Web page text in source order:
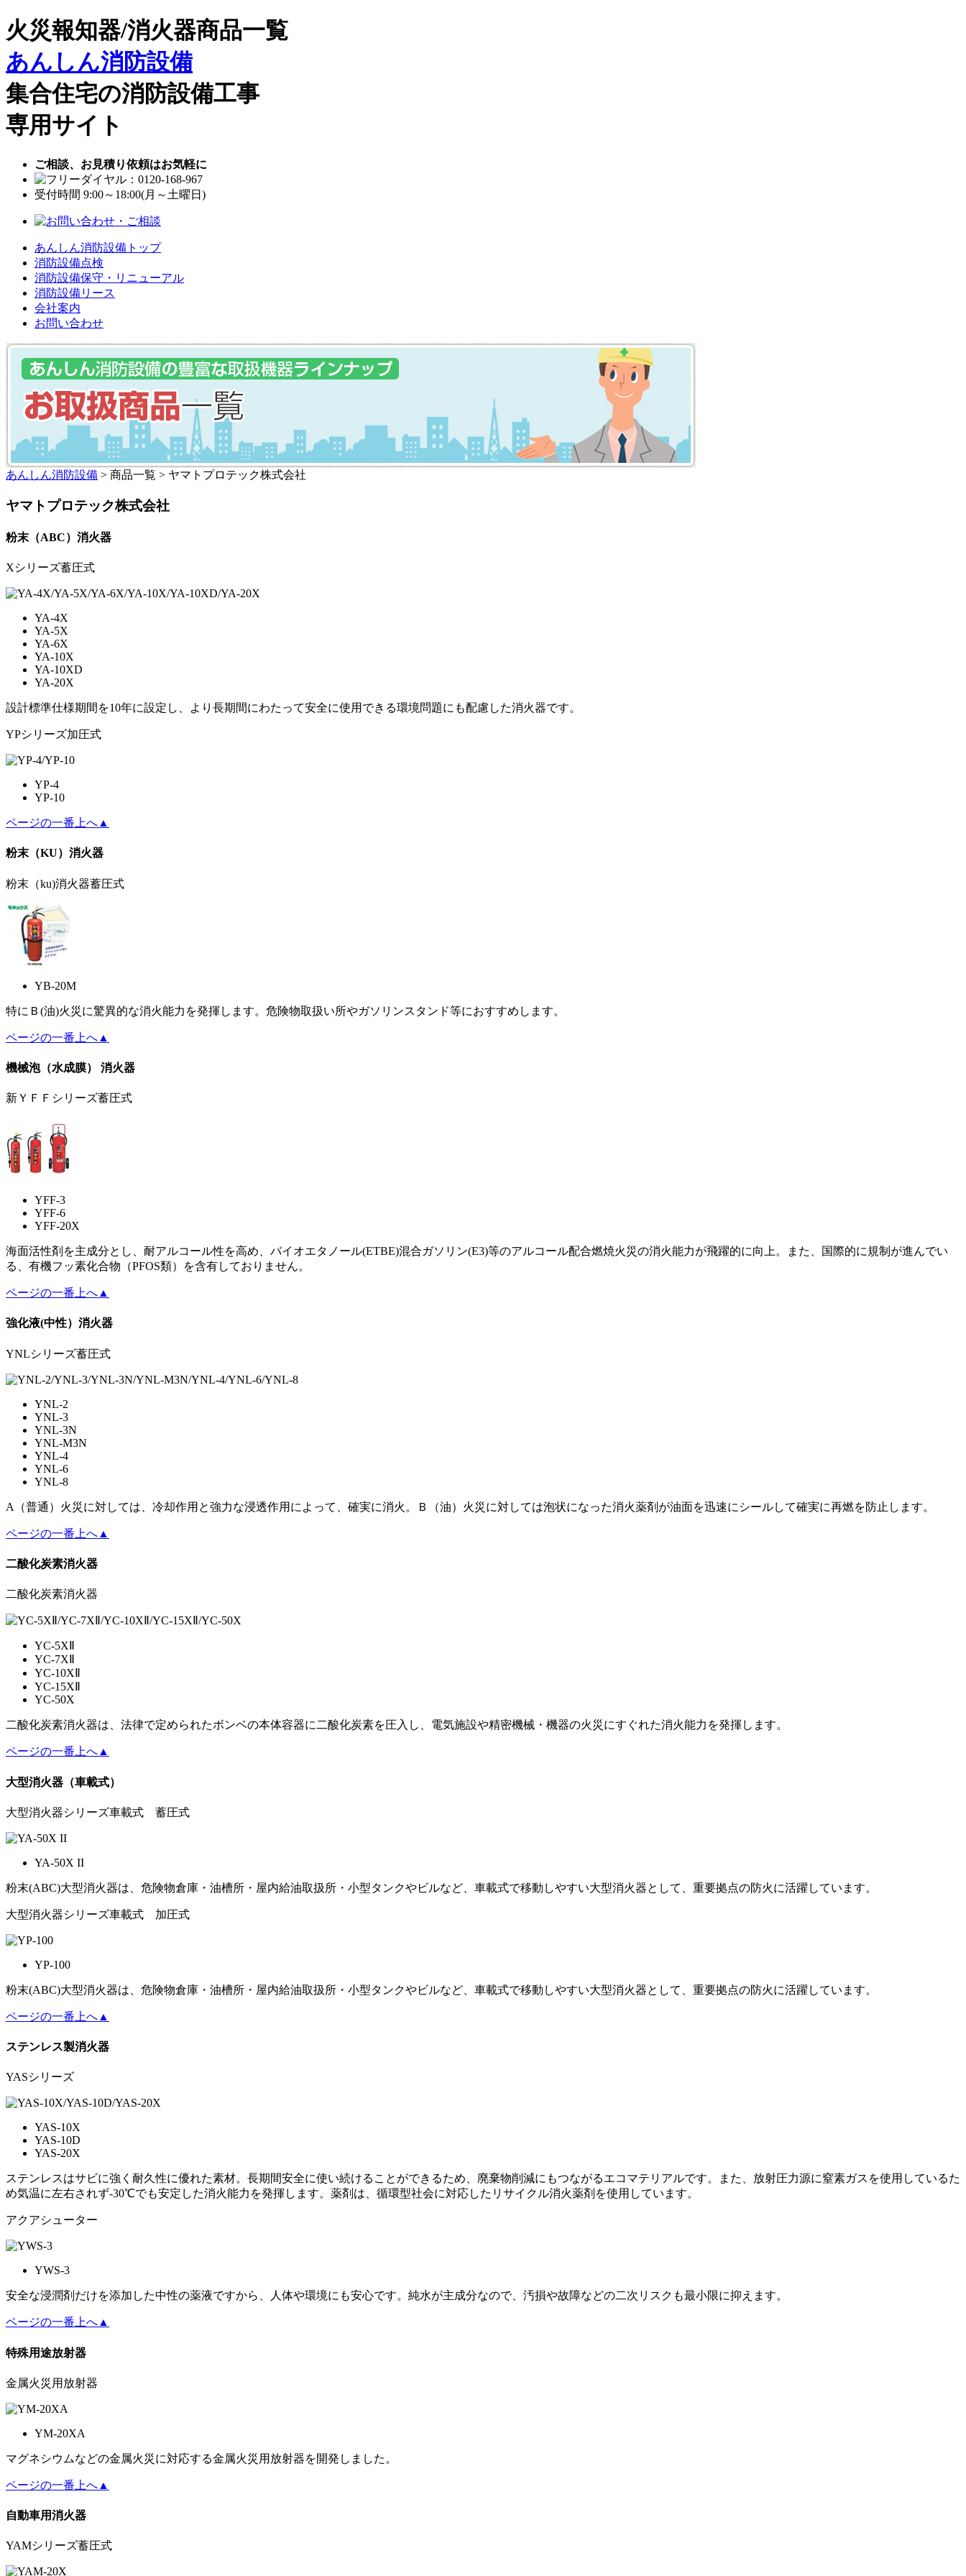
火災報知器/消火器商品一覧
あんしん消防設備
集合住宅の消防設備工事
専用サイト
ご相談、お見積り依頼はお気軽に
受付時間 9:00～18:00(月～土曜日)
あんしん消防設備トップ
消防設備点検
消防設備保守・リニューアル
消防設備リース
会社案内
お問い合わせ
あんしん消防設備 > 商品一覧 > ヤマトプロテック株式会社
ヤマトプロテック株式会社
粉末（ABC）消火器
Xシリーズ蓄圧式
YA-4X
YA-5X
YA-6X
YA-10X
YA-10XD
YA-20X
設計標準仕様期間を10年に設定し、より長期間にわたって安全に使用できる環境問題にも配慮した消火器です。
YPシリーズ加圧式
YP-4
YP-10
ページの一番上へ▲
粉末（KU）消火器
粉末（ku)消火器蓄圧式
YB-20M
特にＢ(油)火災に驚異的な消火能力を発揮します。危険物取扱い所やガソリンスタンド等におすすめします。
ページの一番上へ▲
機械泡（水成膜） 消火器
新ＹＦＦシリーズ蓄圧式
YFF-3
YFF-6
YFF-20X
海面活性剤を主成分とし、耐アルコール性を高め、バイオエタノール(ETBE)混合ガソリン(E3)等のアルコール配合燃焼火災の消火能力が飛躍的に向上。また、国際的に規制が進んでい
る、有機フッ素化合物（PFOS類）を含有しておりません。
ページの一番上へ▲
強化液(中性）消火器
YNLシリーズ蓄圧式
YNL-2
YNL-3
YNL-3N
YNL-M3N
YNL-4
YNL-6
YNL-8
A（普通）火災に対しては、冷却作用と強力な浸透作用によって、確実に消火。Ｂ（油）火災に対しては泡状になった消火薬剤が油面を迅速にシールして確実に再燃を防止します。
ページの一番上へ▲
二酸化炭素消火器
二酸化炭素消火器
YC-5XⅡ
YC-7XⅡ
YC-10XⅡ
YC-15XⅡ
YC-50X
二酸化炭素消火器は、法律で定められたボンベの本体容器に二酸化炭素を圧入し、電気施設や精密機械・機器の火災にすぐれた消火能力を発揮します。
ページの一番上へ▲
大型消火器（車載式）
大型消火器シリーズ車載式 蓄圧式
YA-50X II
粉末(ABC)大型消火器は、危険物倉庫・油槽所・屋内給油取扱所・小型タンクやビルなど、車載式で移動しやすい大型消火器として、重要拠点の防火に活躍しています。
大型消火器シリーズ車載式 加圧式
YP-100
粉末(ABC)大型消火器は、危険物倉庫・油槽所・屋内給油取扱所・小型タンクやビルなど、車載式で移動しやすい大型消火器として、重要拠点の防火に活躍しています。
ページの一番上へ▲
ステンレス製消火器
YASシリーズ
YAS-10X
YAS-10D
YAS-20X
ステンレスはサビに強く耐久性に優れた素材。長期間安全に使い続けることができるため、廃棄物削減にもつながるエコマテリアルです。また、放射圧力源に窒素ガスを使用しているた
め気温に左右されず-30℃でも安定した消火能力を発揮します。薬剤は、循環型社会に対応したリサイクル消火薬剤を使用しています。
アクアシューター
YWS-3
安全な浸潤剤だけを添加した中性の薬液ですから、人体や環境にも安心です。純水が主成分なので、汚損や故障などの二次リスクも最小限に抑えます。
ページの一番上へ▲
特殊用途放射器
金属火災用放射器
YM-20XA
マグネシウムなどの金属火災に対応する金属火災用放射器を開発しました。
ページの一番上へ▲
自動車用消火器
YAMシリーズ蓄圧式